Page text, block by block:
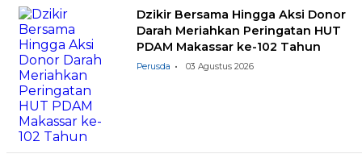
Dzikir Bersama Hingga Aksi Donor
Darah Meriahkan Peringatan HUT
PDAM Makassar ke-102 Tahun
Perusda 03 Agustus 2026